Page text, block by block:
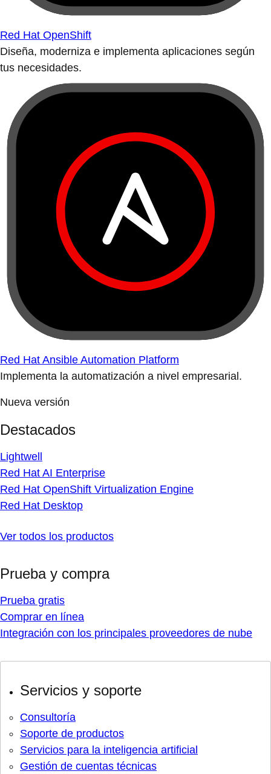
Red Hat OpenShift
Diseña, moderniza e implementa aplicaciones según
tus necesidades.
Red Hat Ansible Automation Platform
Implementa la automatización a nivel empresarial.
Nueva versión
Destacados
Lightwell
Red Hat AI Enterprise
Red Hat OpenShift Virtualization Engine
Red Hat Desktop
Ver todos los productos
Prueba y compra
Prueba gratis
Comprar en línea
Integración con los principales proveedores de nube
Servicios y soporte
Consultoría
Soporte de productos
Servicios para la inteligencia artificial
Gestión de cuentas técnicas